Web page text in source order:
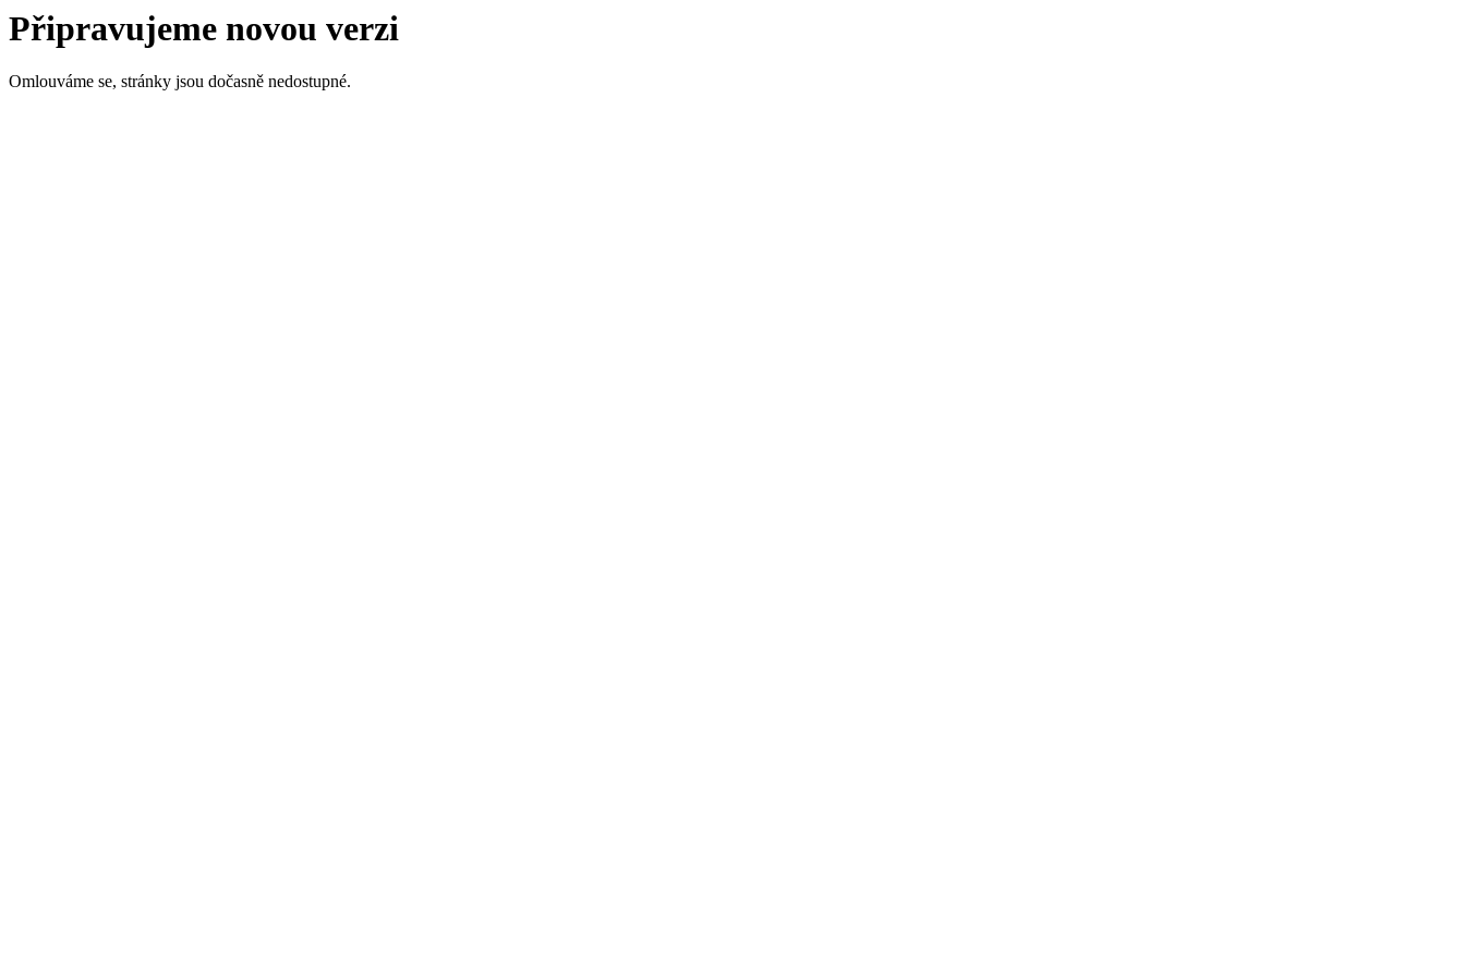
Připravujeme novou verzi
Omlouváme se, stránky jsou dočasně nedostupné.